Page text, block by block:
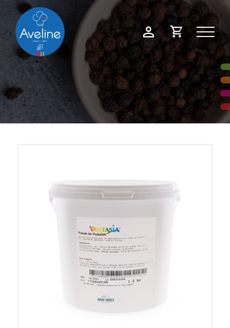
Mon
compte
Demande
de
devis
Panneau de gestion des cookies